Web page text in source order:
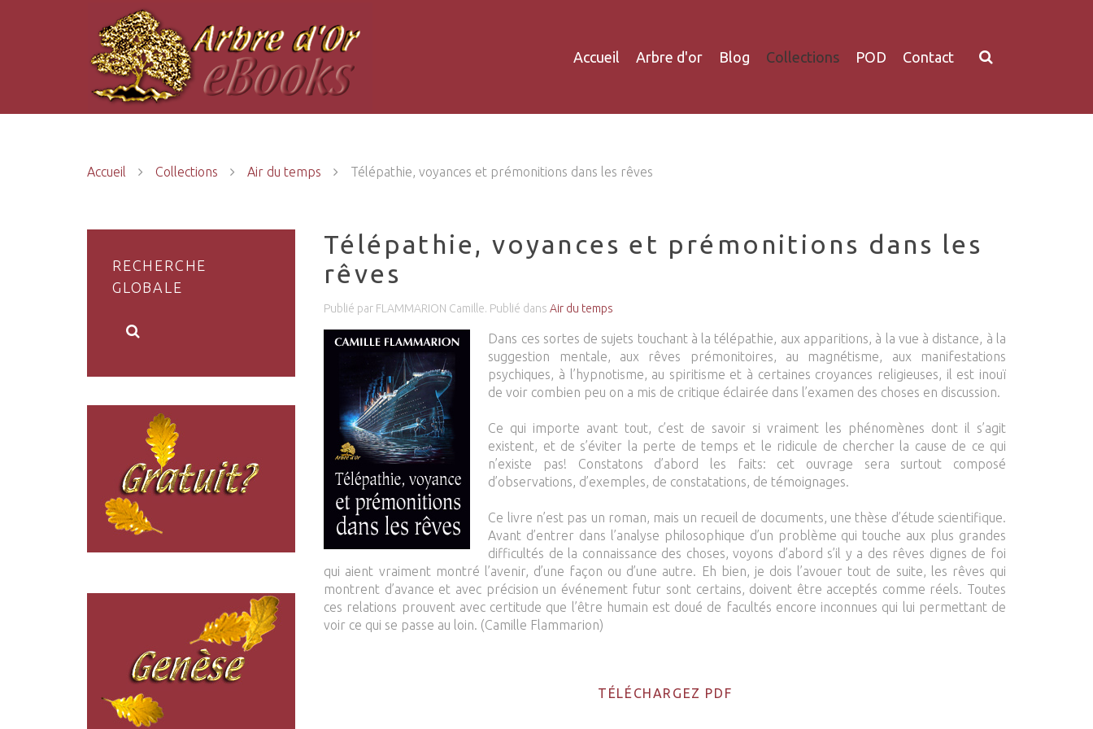
Accueil Arbre d'or Blog Collections POD Contact
Accueil Collections Air du temps Télépathie, voyances et prémonitions dans les rêves
Télépathie, voyances et prémonitions dans les
rêves
Publié par FLAMMARION Camille. Publié dansAir du temps
Dans ces sortes de sujets touchant à la télépathie, aux apparitions, à la vue à distance, à la
suggestion mentale, aux rêves prémonitoires, au magnétisme, aux manifestations
psychiques, à l’hypnotisme, au spiritisme et à certaines croyances religieuses, il est inouï
de voir combien peu on a mis de critique éclairée dans l’examen des choses en discussion.
Ce qui importe avant tout, c’est de savoir si vraiment les phénomènes dont il s’agit
existent, et de s’éviter la perte de temps et le ridicule de chercher la cause de ce qui
n’existe pas! Constatons d’abord les faits: cet ouvrage sera surtout composé
d’observations, d’exemples, de constatations, de témoignages.
Ce livre n’est pas un roman, mais un recueil de documents, une thèse d’étude scientifique.
Avant d’entrer dans l’analyse philosophique d’un problème qui touche aux plus grandes
difficultés de la connaissance des choses, voyons d’abord s’il y a des rêves dignes de foi
qui aient vraiment montré l’avenir, d’une façon ou d’une autre. Eh bien, je dois l’avouer tout de suite, les rêves qui
montrent d’avance et avec précision un événement futur sont certains, doivent être acceptés comme réels. Toutes
ces relations prouvent avec certitude que l’être humain est doué de facultés encore inconnues qui lui permettant de
voir ce qui se passe au loin. (Camille Flammarion)
TÉLÉCHARGEZ PDF
RECHERCHE
GLOBALE